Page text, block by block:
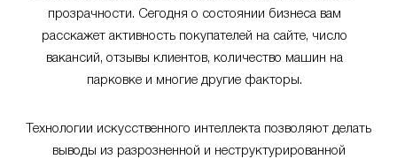
прозрачности. Сегодня о состоянии бизнеса вам
расскажет активность покупателей на сайте, число
вакансий, отзывы клиентов, количество машин на
парковке и многие другие факторы.
Технологии искусственного интеллекта позволяют делать
выводы из разрозненной и неструктурированной